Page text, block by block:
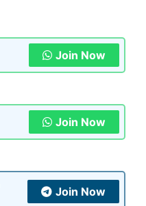
Join Now
Join Now
Join Now